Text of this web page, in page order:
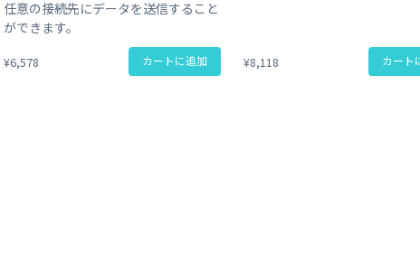
任意の接続先にデータを送信すること
ができます。
¥6,578 カートに追加 ¥8,118 カート